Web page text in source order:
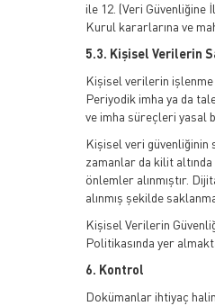
ile 12. (Veri Güvenliğine
Kurul kararlarına ve
5.3. Kişisel Verilerin
Kişisel verilerin
Periyodik imha ya da
ve imha süreçleri yasal
Kişisel veri güvenliğinin
zamanlar da kilit
önlemler alınmıştır.
alınmış şekilde
Kişisel Verilerin
Politikasında yer
6. Kontrol
Dokümanlar ihtiyaç